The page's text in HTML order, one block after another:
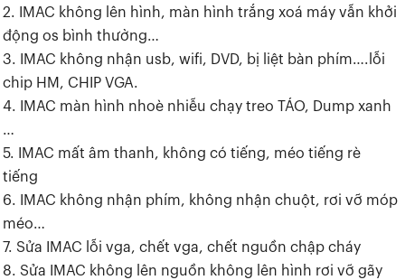
2. IMAC không lên hình, màn hình trắng xoá máy vẫn khởi
động os bình thường…
3. IMAC không nhận usb, wifi, DVD, bị liệt bàn phím….lỗi
chip HM, CHIP VGA.
4. IMAC màn hình nhoè nhiễu chạy treo TÁO, Dump xanh
…
5. IMAC mất âm thanh, không có tiếng, méo tiếng rè
tiếng
6. IMAC không nhận phím, không nhận chuột, rơi vỡ móp
méo…
7. Sửa IMAC lỗi vga, chết vga, chết nguồn chập cháy
8. Sửa IMAC không lên nguồn không lên hình rơi vỡ gãy